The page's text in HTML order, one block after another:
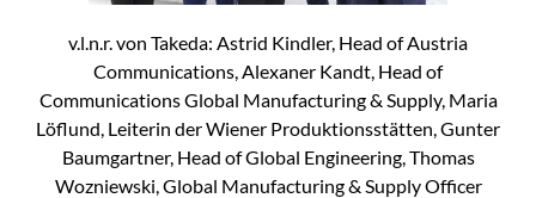
v.l.n.r. von Takeda: Astrid Kindler, Head of Austria
Communications, Alexaner Kandt, Head of
Communications Global Manufacturing & Supply, Maria
Löflund, Leiterin der Wiener Produktionsstätten, Gunter
Baumgartner, Head of Global Engineering, Thomas
Wozniewski, Global Manufacturing & Supply Officer